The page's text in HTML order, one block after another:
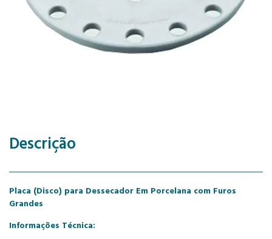
Descrição
Placa (Disco) para Dessecador Em Porcelana com Furos
Grandes
Informações Técnica: